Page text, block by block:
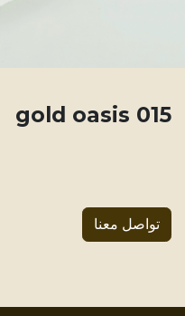
015 gold oasis
تواصل معنا